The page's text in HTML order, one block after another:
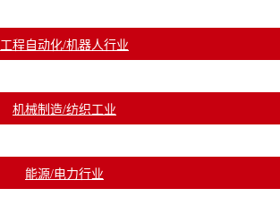
工程自动化/机器人行业
机械制造/纺织工业
能源/电力行业